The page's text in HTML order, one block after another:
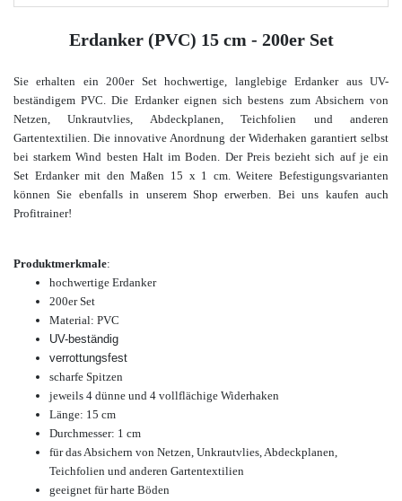
Erdanker (PVC) 15 cm - 200er Set
Sieerhalten ein 200er Set hochwertige, langlebige Erdanker aus UV-
beständigem PVC. Die Erdanker eignen sich bestens zum Absichern von
Netzen, Unkrautvlies, Abdeckplanen, Teichfolien und anderen
Gartentextilien. Die innovative Anordnung der Widerhaken garantiert selbst
bei starkem Wind besten Halt im Boden. Der Preis bezieht sich auf je ein
Set Erdanker mit den Maßen 15 x 1 cm. Weitere Befestigungsvarianten
können Sie ebenfalls in unserem Shop erwerben. Bei uns kaufen auch
Profitrainer!
Produktmerkmale:
hochwertige Erdanker
200er Set
Material: PVC
UV-beständig
verrottungsfest
scharfe Spitzen
jeweils 4 dünne und 4 vollflächige Widerhaken
Länge: 15 cm
Durchmesser: 1 cm
für das Absichern von Netzen, Unkrautvlies, Abdeckplanen,
Teichfolien und anderen Gartentextilien
geeignet für harte Böden